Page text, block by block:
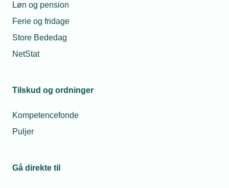
Løn og pension
Ferie og fridage
Store Bededag
NetStat
Tilskud og ordninger
Kompetencefonde
Puljer
Gå direkte til